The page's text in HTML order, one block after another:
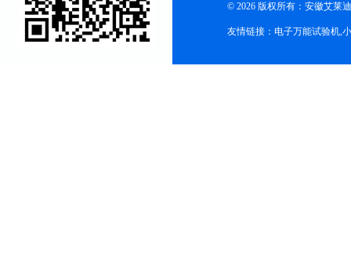
© 2026 版权所有：安徽艾莱
友情链接： 电子万能试验机,